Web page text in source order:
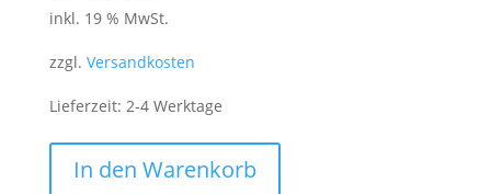
Preis
99,00 €
Preis
79,00 €.
inkl. 19 % MwSt.
zzgl. Versandkosten
Lieferzeit: 2-4 Werktage
In den Warenkorb